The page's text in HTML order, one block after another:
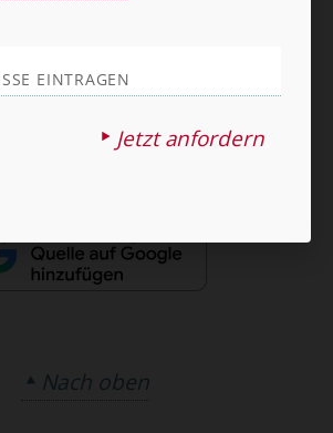
Vertrag widerrufen
Abo online kündigen
Nach oben
Jetzt anfordern